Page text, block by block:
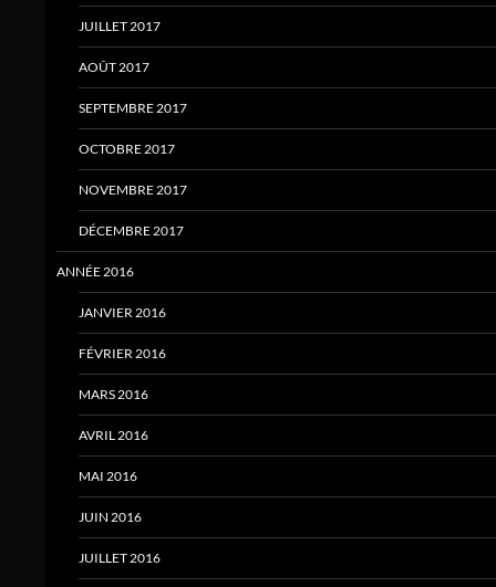
JUILLET 2017
AOÛT 2017
SEPTEMBRE 2017
OCTOBRE 2017
NOVEMBRE 2017
DÉCEMBRE 2017
ANNÉE 2016
JANVIER 2016
FÉVRIER 2016
MARS 2016
AVRIL 2016
MAI 2016
JUIN 2016
JUILLET 2016